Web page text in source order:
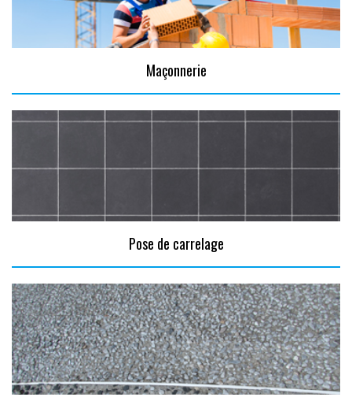
Maçonnerie
Pose de carrelage